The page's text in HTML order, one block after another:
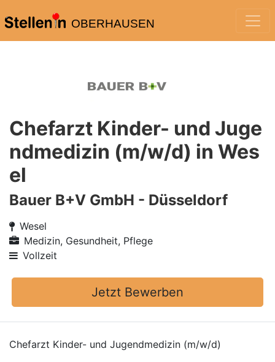
OBERHAUSEN
Chefarzt Kinder- und Juge
ndmedizin (m/w/d) in Wes
el
Bauer B+V GmbH - Düsseldorf
Wesel
Medizin, Gesundheit, Pflege
Vollzeit
Jetzt Bewerben
Chefarzt Kinder- und Jugendmedizin (m/w/d)